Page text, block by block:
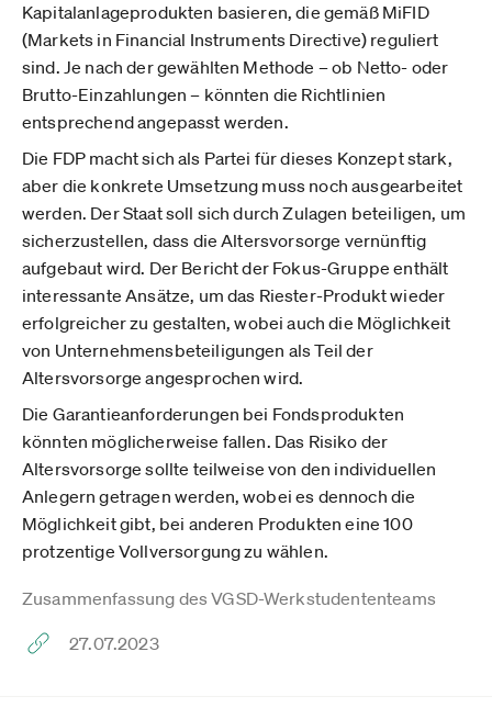
Kapitalanlageprodukten basieren, die gemäß MiFID
(Markets in Financial Instruments Directive) reguliert
sind. Je nach der gewählten Methode – ob Netto- oder
Brutto-Einzahlungen – könnten die Richtlinien
entsprechend angepasst werden.
Die FDP macht sich als Partei für dieses Konzept stark,
aber die konkrete Umsetzung muss noch ausgearbeitet
werden. Der Staat soll sich durch Zulagen beteiligen, um
sicherzustellen, dass die Altersvorsorge vernünftig
aufgebaut wird. Der Bericht der Fokus-Gruppe enthält
interessante Ansätze, um das Riester-Produkt wieder
erfolgreicher zu gestalten, wobei auch die Möglichkeit
von Unternehmensbeteiligungen als Teil der
Altersvorsorge angesprochen wird.
Die Garantieanforderungen bei Fondsprodukten
könnten möglicherweise fallen. Das Risiko der
Altersvorsorge sollte teilweise von den individuellen
Anlegern getragen werden, wobei es dennoch die
Möglichkeit gibt, bei anderen Produkten eine 100
protzentige Vollversorgung zu wählen.
Zusammenfassung des VGSD-Werkstudententeams
27.07.2023